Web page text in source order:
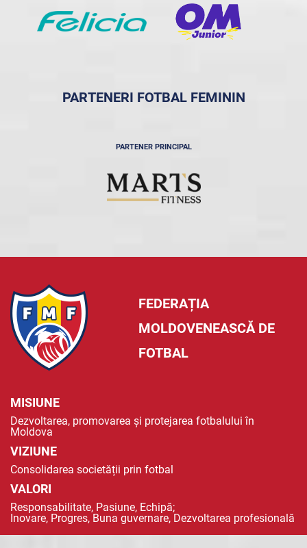
PARTENERI FOTBAL FEMININ
PARTENER PRINCIPAL
FEDERAȚIA
MOLDOVENEASCĂ DE
FOTBAL
MISIUNE
Dezvoltarea, promovarea și protejarea fotbalului în
Moldova
VIZIUNE
Consolidarea societății prin fotbal
VALORI
Responsabilitate, Pasiune, Echipă;
Inovare, Progres, Buna guvernare, Dezvoltarea profesională